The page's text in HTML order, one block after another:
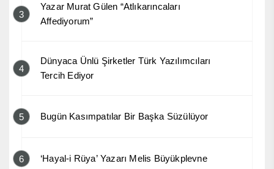
3
Yazar Murat Gülen “Atlıkarıncaları
Affediyorum”
4
Dünyaca Ünlü Şirketler Türk Yazılımcıları
Tercih Ediyor
5 Bugün Kasımpatılar Bir Başka Süzülüyor
6 ‘Hayal-i Rüya’ Yazarı Melis Büyükplevne